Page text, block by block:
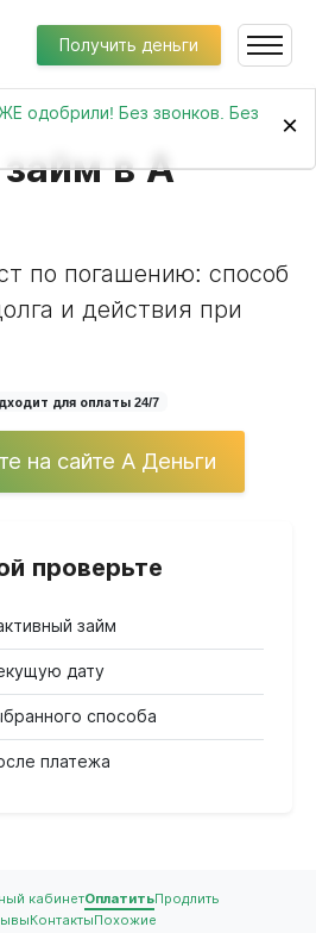
Получить деньги
одобрили! Без звонков. Без
×
в А
по погашению: способ
и действия при
для оплаты 24/7
на сайте А Деньги
проверьте
займ
дату
способа
платежа
кабинетОплатитьПродлить
Контакты Похожие